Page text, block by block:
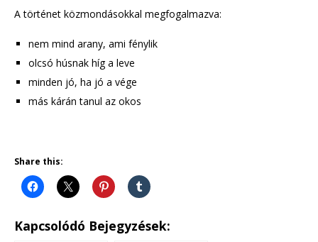
A történet közmondásokkal megfogalmazva:
nem mind arany, ami fénylik
olcsó húsnak híg a leve
minden jó, ha jó a vége
más kárán tanul az okos
Share this:
Kapcsolódó Bejegyzések: